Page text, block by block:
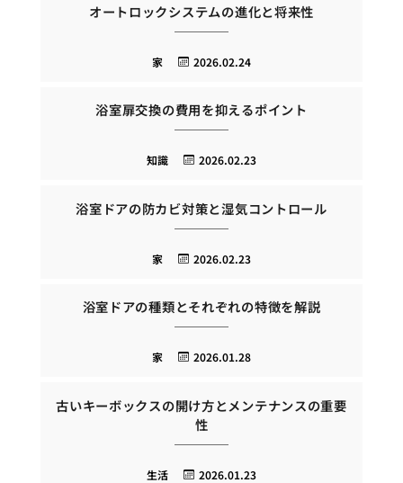
オートロックシステムの進化と将来性
2026.02.24
家
浴室扉交換の費用を抑えるポイント
2026.02.23
知識
浴室ドアの防カビ対策と湿気コントロール
2026.02.23
家
浴室ドアの種類とそれぞれの特徴を解説
2026.01.28
家
古いキーボックスの開け方とメンテナンスの重要
性
2026.01.23
生活